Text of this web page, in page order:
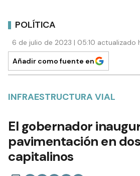
POLÍTICA
6 de julio de 2023 | 05:10 actualizado
Añadir como fuente en
INFRAESTRUCTURA VIAL
El gobernador
pavimentación en
capitalinos